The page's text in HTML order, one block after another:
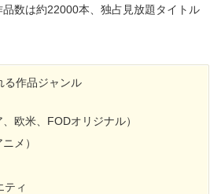
数は約22000本、独占見放題タイトル
る作品ジャンル
欧米、FODオリジナル）
メ）
ティ